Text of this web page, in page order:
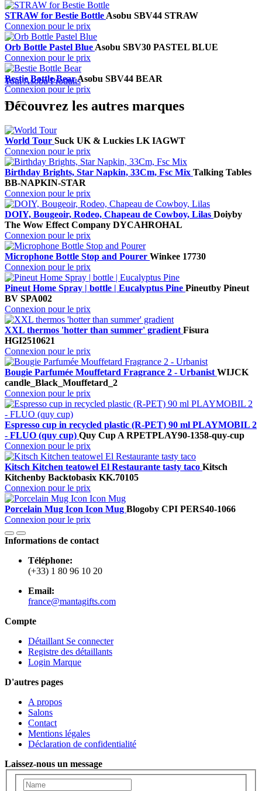
STRAW for Bestie Bottle Asobu SBV44 STRAW
Connexion pour le prix
Orb Bottle Pastel Blue Asobu SBV30 PASTEL BLUE
Connexion pour le prix
Bestie Bottle BearAsobu SBV44 BEAR
Connexion pour le prix
Tout Asobu Produits
Découvrez les autres marques
World Tour Suck UK & Luckies LK IAGWT
Connexion pour le prix
Birthday Brights, Star Napkin, 33Cm, Fsc Mix Talking Tables
BB-NAPKIN-STAR
Connexion pour le prix
DOIY, Bougeoir, Rodeo, Chapeau de Cowboy, Lilas Doiyby
The Wow Effect Company DYCAHROHAL
Connexion pour le prix
Microphone Bottle Stop and Pourer Winkee 17730
Connexion pour le prix
Pineut Home Spray | bottle | Eucalyptus Pine Pineutby Pineut
BV SPA002
Connexion pour le prix
XXL thermos 'hotter than summer' gradientFisura
HGI2510621
Connexion pour le prix
Bougie Parfumée Mouffetard Fragrance 2 - UrbanistWIJCK
candle_Black_Mouffetard_2
Connexion pour le prix
Espresso cup in recycled plastic (R-PET) 90 ml PLAYMOBIL 2
- FLUO (quy cup) Quy Cup A RPETPLAY90-1358-quy-cup
Connexion pour le prix
Kitsch Kitchen teatowel El Restaurante tasty taco Kitsch
Kitchenby Backtobasix KK.70105
Connexion pour le prix
Porcelain Mug Icon Icon Mug Blogoby CPI PERS40-1066
Connexion pour le prix
Informations de contact
Téléphone:
(+33) 1 80 96 10 20
Email:
france@mantagifts.com
Compte
Détaillant Se connecter
Registre des détaillants
Login Marque
D'autres pages
A propos
Salons
Contact
Mentions légales
Déclaration de confidentialité
Laissez-nous un message